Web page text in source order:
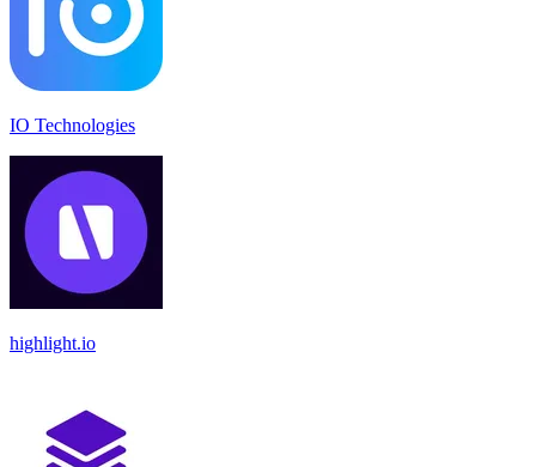
IO Technologies
highlight.io